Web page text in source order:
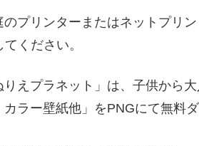
プリンターまたはネットプリン
ください。
えプラネット」は、子供から
ラー壁紙他」をPNGにて無料